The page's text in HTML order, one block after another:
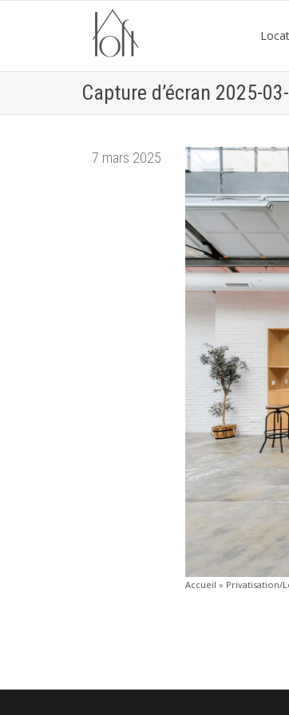
Capture d’écran 2025-
7 mars 2025
Accueil » Privatisation/